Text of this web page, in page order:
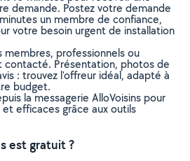
demande. Postez votre demande
un membre de confiance,
votre besoin urgent de installation
membres, professionnels ou
contacté. Présentation, photos de
: trouvez l'offreur idéal, adapté à
budget.
la messagerie AlloVoisins pour
efficaces grâce aux outils
est gratuit ?